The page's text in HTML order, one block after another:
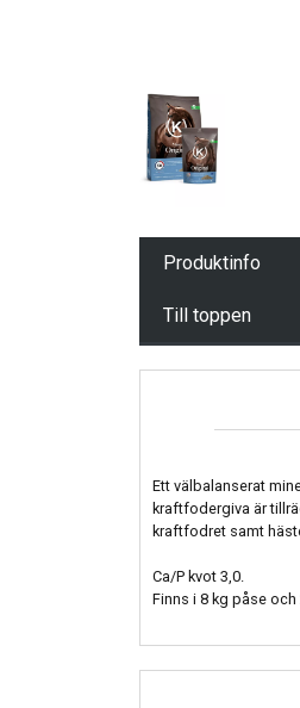
Produktinfo
Till toppen
Ett välbalanserat
kraftfodergiva är
kraftfodret samt
Ca/P kvot 3,0.
Finns i 8 kg påse och